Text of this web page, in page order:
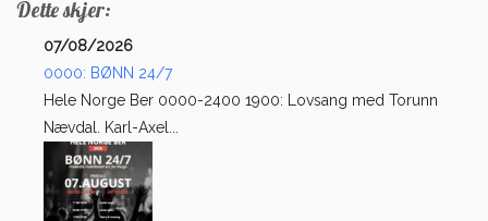
Dette skjer:
07/08/2026
0000: BØNN 24/7
Hele Norge Ber 0000-2400 1900: Lovsang med Torunn
Nævdal. Karl-Axel...